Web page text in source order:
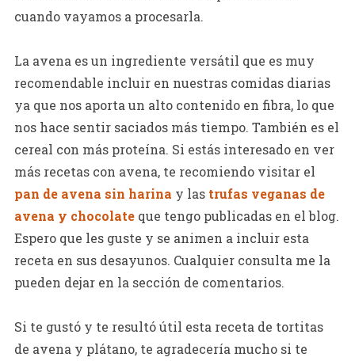
cuando vayamos a procesarla.
La avena es un ingrediente versátil que es muy
recomendable incluir en nuestras comidas diarias
ya que nos aporta un alto contenido en fibra, lo que
nos hace sentir saciados más tiempo. También es el
cereal con más proteína. Si estás interesado en ver
más recetas con avena, te recomiendo visitar el
pan de avena sin harina y las trufas veganas de
avena y chocolateque tengo publicadas en el blog.
Espero que les guste y se animen a incluir esta
receta en sus desayunos. Cualquier consulta me la
pueden dejar en la sección de comentarios.
Si te gustó y te resultó útil esta receta de tortitas
de avena y plátano, te agradecería mucho si te